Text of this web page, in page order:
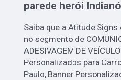
parede herói
Saiba que a Atitude
no segmento de
ADESIVAGEM DE
Personalizados para
Paulo, Banner